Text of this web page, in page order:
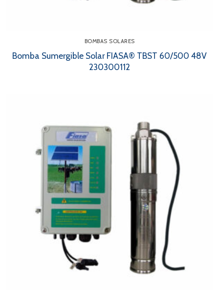
BOMBAS SOLARES
Bomba Sumergible Solar FIASA® TBST 60/500 48V
230300112